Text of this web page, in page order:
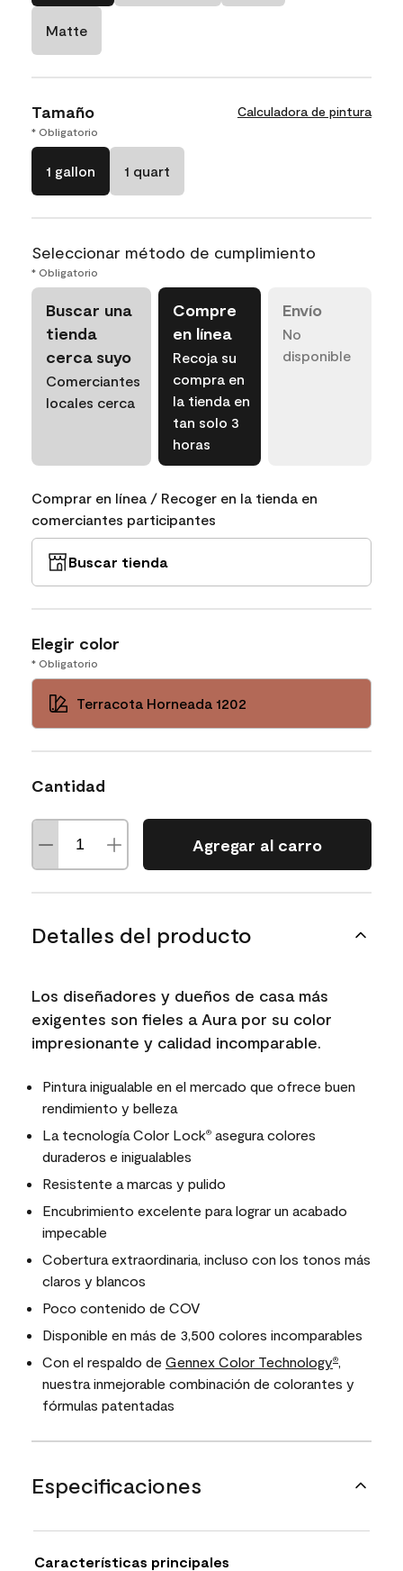
Matte
Tamaño Calculadora de pintura
* Obligatorio
1 gallon 1 quart
Seleccionar método de cumplimiento
* Obligatorio
Buscar una
tienda
cerca suyo
Comerciantes
locales cerca
Compre
en línea
Recoja su
compra en
la tienda en
tan solo 3
horas
Envío
No
disponible
Comprar en línea / Recoger en la tienda en
comerciantes participantes
Buscar tienda
Elegir color
* Obligatorio
Terracota Horneada 1202
Cantidad
Agregar al carro
Detalles del producto
Los diseñadores y dueños de casa más
exigentes son fieles a Aura por su color
impresionante y calidad incomparable.
Pintura inigualable en el mercado que ofrece buen
rendimiento y belleza
La tecnología Color Lock® asegura colores
duraderos e inigualables
Resistente a marcas y pulido
Encubrimiento excelente para lograr un acabado
impecable
Cobertura extraordinaria, incluso con los tonos más
claros y blancos
Poco contenido de COV
Disponible en más de 3,500 colores incomparables
Con el respaldo de Gennex Color Technology®,
nuestra inmejorable combinación de colorantes y
fórmulas patentadas
Especificaciones
Características principales